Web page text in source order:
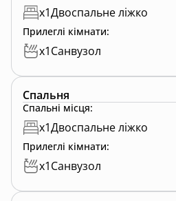
x1Двоспальне ліжко
Прилеглі кімнати:
x1Санвузол
Спальня
Спальні місця:
x1Двоспальне ліжко
Прилеглі кімнати:
x1Санвузол